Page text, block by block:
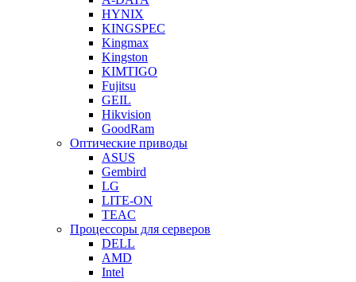
HYNIX
KINGSPEC
Kingmax
Kingston
KIMTIGO
Fujitsu
GEIL
Hikvision
GoodRam
Оптические приводы
ASUS
Gembird
LG
LITE-ON
TEAC
Процессоры для серверов
DELL
AMD
Intel